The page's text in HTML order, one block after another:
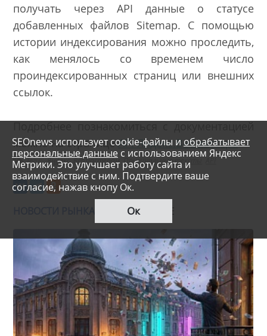
получать через API данные о статусе
добавленных файлов Sitemap. С помощью
истории индексирования можно проследить,
как менялось со временем число
проиндексированных страниц или внешних
ссылок.
можно на страницеAPI Яндекс.Вебмастера.
Теги: Яндекс Вебмастерам Оригинальные тексты
SEOnews использует cookie-файлы и обрабатывает
персональные данныес использованием Яндекс
Метрики. Это улучшает работу сайта и
взаимодействие с ним. Подтвердите ваше
согласие, нажав кнопу Ок.
Ок
ЧИТАЙТЕ ТАКЖЕ